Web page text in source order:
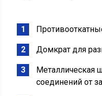
Домкрат для
Металлическая
соединений от